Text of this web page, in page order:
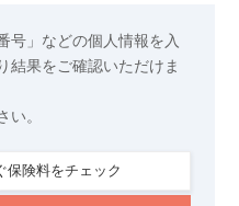
号」などの個人情報を入
結果をご確認いただけま
い。
保険料をチェック